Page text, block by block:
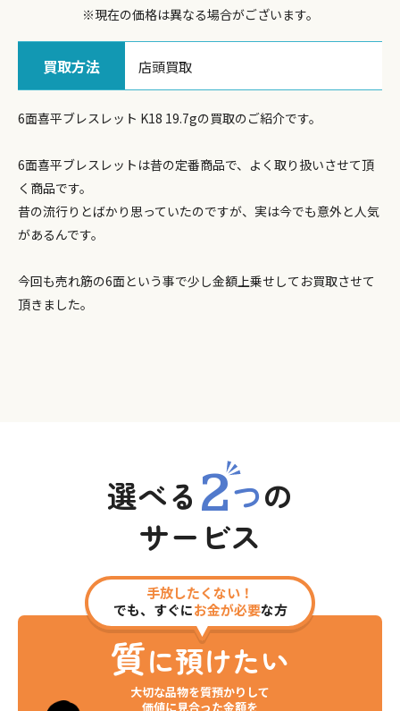
※現在の価格は異なる場合がございます。
買取方法 店頭買取
6面喜平ブレスレット K18 19.7gの買取のご紹介です。
6面喜平ブレスレットは昔の定番商品で、よく取り扱いさせて頂
く商品です。
昔の流行りとばかり思っていたのですが、実は今でも意外と人気
があるんです。
今回も売れ筋の6面という事で少し金額上乗せしてお買取させて
頂きました。
選べる 2つの
サービス
手放したくない！
でも、すぐにお金が必要な方
質に預けたい
大切な品物を質預かりして
価値に見合った金額を